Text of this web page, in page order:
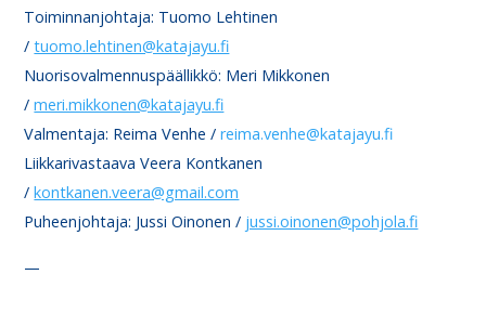
Toiminnanjohtaja: Tuomo Lehtinen
/tuomo.lehtinen@katajayu.fi
Nuorisovalmennuspäällikkö: Meri Mikkonen
/meri.mikkonen@katajayu.fi
Valmentaja: Reima Venhe /reima.venhe@katajayu.fi
Liikkarivastaava Veera Kontkanen
/kontkanen.veera@gmail.com
Puheenjohtaja: Jussi Oinonen / jussi.oinonen@pohjola.fi
—